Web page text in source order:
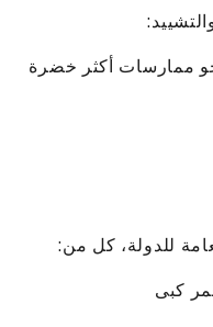
ممارسات أكثر خضرة
للدولة، كل من:
كبى